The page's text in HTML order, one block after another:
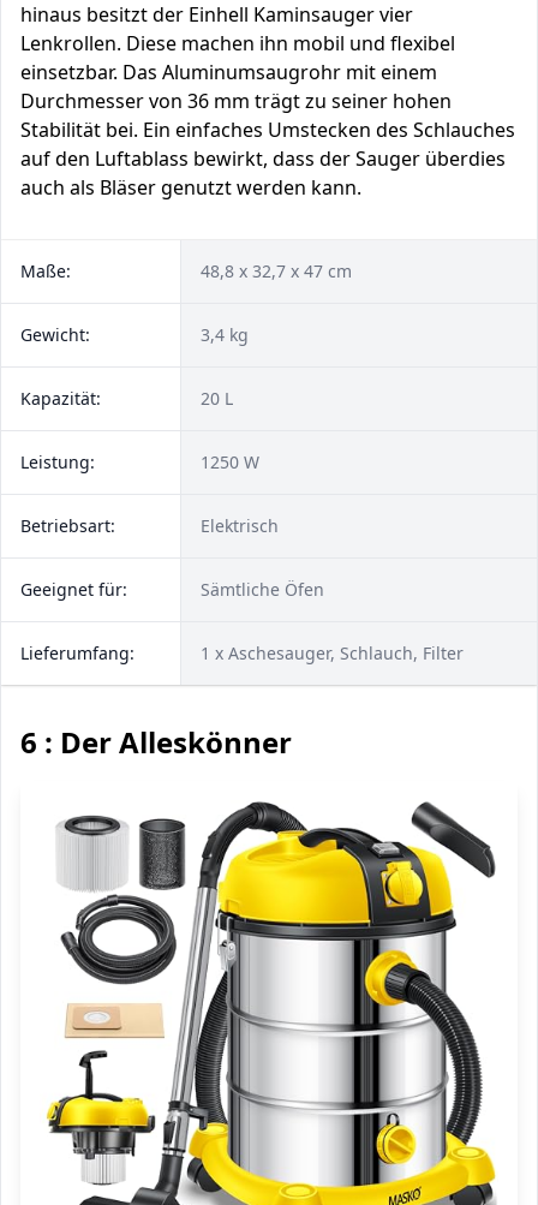
hinaus besitzt der Einhell Kaminsauger vier
Lenkrollen. Diese machen ihn mobil und flexibel
einsetzbar. Das Aluminumsaugrohr mit einem
Durchmesser von 36 mm trägt zu seiner hohen
Stabilität bei. Ein einfaches Umstecken des Schlauches
auf den Luftablass bewirkt, dass der Sauger überdies
auch als Bläser genutzt werden kann.
Maße: 48,8 x 32,7 x 47 cm
Gewicht: 3,4 kg
Kapazität: 20 L
Leistung: 1250 W
Betriebsart: Elektrisch
Geeignet für: Sämtliche Öfen
Lieferumfang: 1 x Aschesauger, Schlauch, Filter
6 : Der Alleskönner